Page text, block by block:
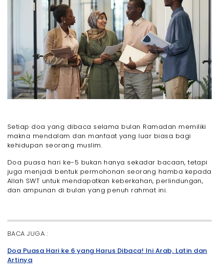
Setiap doa yang dibaca selama bulan Ramadan memiliki
makna mendalam dan manfaat yang luar biasa bagi
kehidupan seorang muslim.
Doa puasa hari ke-5 bukan hanya sekadar bacaan, tetapi
juga menjadi bentuk permohonan seorang hamba kepada
Allah SWT untuk mendapatkan keberkahan, perlindungan,
dan ampunan di bulan yang penuh rahmat ini.
BACA JUGA :
Doa Puasa Hari ke 6 yang Harus Dibaca! Ini Arab, Latin dan
Artinya